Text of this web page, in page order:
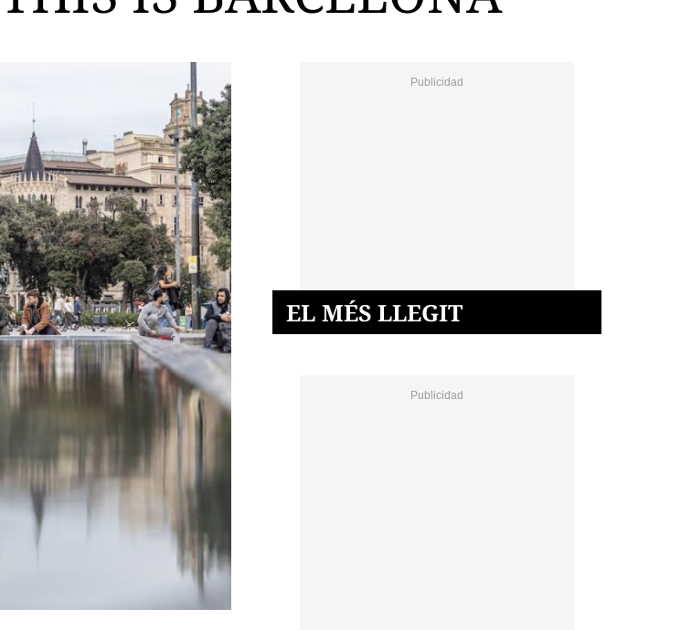
EL MÉS LLEGIT